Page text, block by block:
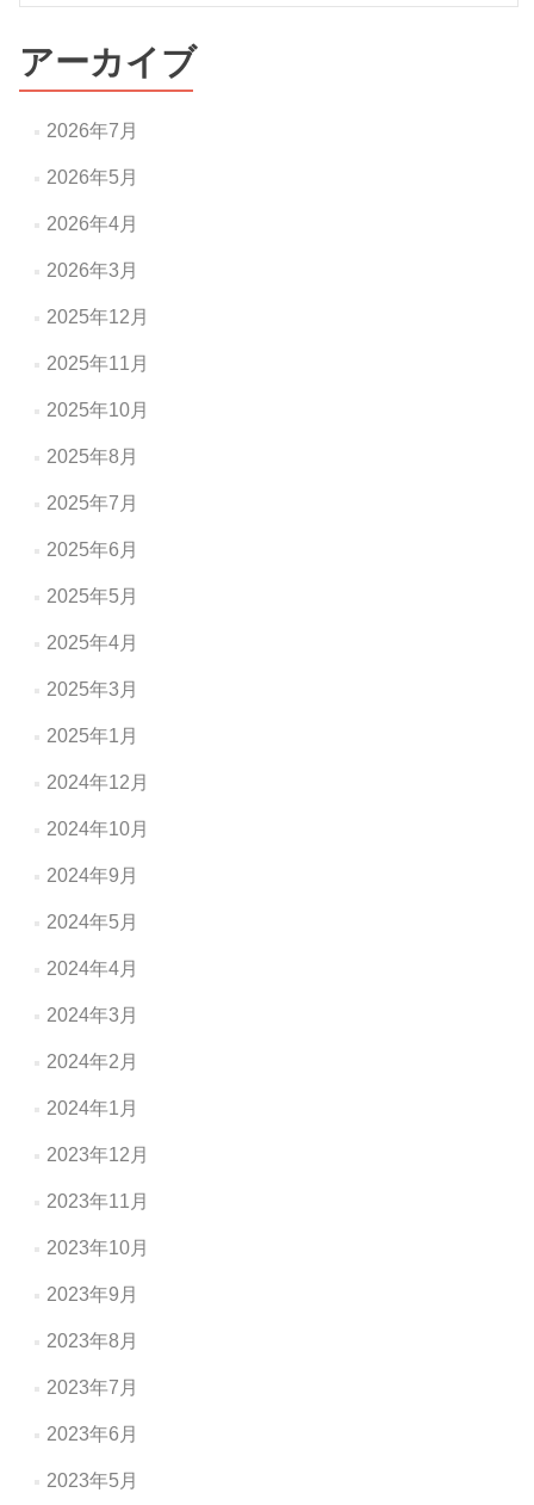
ゲ
ー
シ
ョ
ン
アーカイブ
2026年7月
2026年5月
2026年4月
2026年3月
2025年12月
2025年11月
2025年10月
2025年8月
2025年7月
2025年6月
2025年5月
2025年4月
2025年3月
2025年1月
2024年12月
2024年10月
2024年9月
2024年5月
2024年4月
2024年3月
2024年2月
2024年1月
2023年12月
2023年11月
2023年10月
2023年9月
2023年8月
2023年7月
2023年6月
2023年5月